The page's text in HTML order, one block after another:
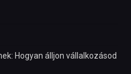
Hogyan álljon vállalkozásod